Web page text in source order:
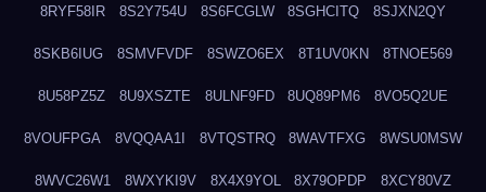
8RYF58IR 8S2Y754U 8S6FCGLW 8SGHCITQ 8SJXN2QY
8SKB6IUG 8SMVFVDF 8SWZO6EX 8T1UV0KN 8TNOE569
8U58PZ5Z 8U9XSZTE 8ULNF9FD 8UQ89PM6 8VO5Q2UE
8VOUFPGA 8VQQAA1I 8VTQSTRQ 8WAVTFXG 8WSU0MSW
8WVC26W1 8WXYKI9V 8X4X9YOL 8X79OPDP 8XCY80VZ